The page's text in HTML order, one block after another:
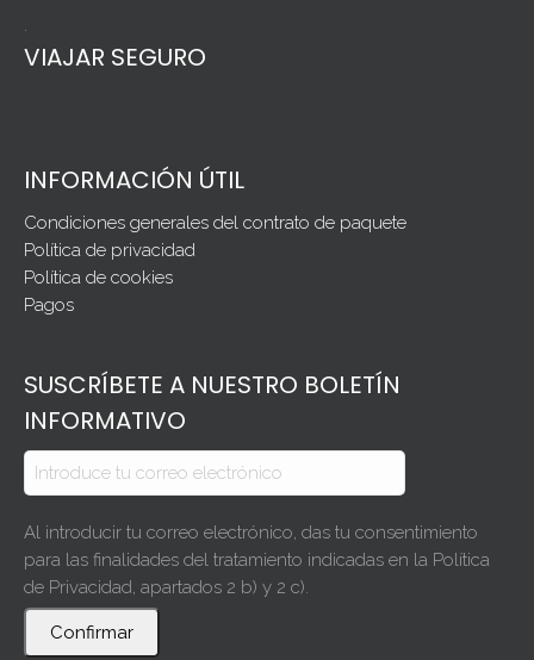
.
VIAJAR SEGURO
INFORMACIÓN ÚTIL
Condiciones generales del contrato de paquete
Política de privacidad
Política de cookies
Pagos
SUSCRÍBETE A NUESTRO BOLETÍN
INFORMATIVO
Al introducir tu correo electrónico, das tu consentimiento
para las finalidades del tratamiento indicadas en la Política
de Privacidad, apartados 2 b) y 2 c).
Confirmar